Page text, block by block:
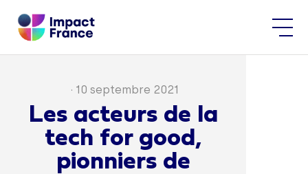
· 10 septembre 2021
Les acteurs de la
tech for good,
pionniers de